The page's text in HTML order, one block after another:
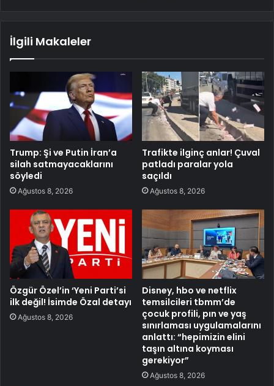
İlgili Makaleler
Trump: Şi ve Putin İran’a
silah satmayacaklarını
söyledi
Ağustos 8, 2026
Trafikte ilginç anlar! Çuval
patladı paralar yola
saçıldı
Ağustos 8, 2026
Özgür Özel’in ‘Yeni Parti’si
ilk değil! İsimde Özal detayı
Ağustos 8, 2026
Disney, hbo ve netflix
temsilcileri tbmm’de
çocuk profili, pın ve yaş
sınırlaması uygulamalarını
anlattı: “hepimizin elini
taşın altına koyması
gerekiyor”
Ağustos 8, 2026